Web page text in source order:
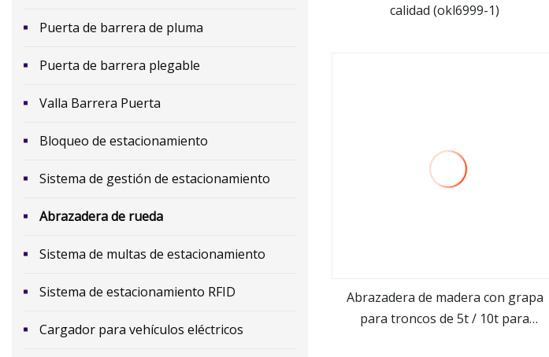
Puerta de barrera de pluma
Puerta de barrera plegable
Valla Barrera Puerta
Bloqueo de estacionamiento
Sistema de gestión de estacionamiento
Abrazadera de rueda
Sistema de multas de estacionamiento
Sistema de estacionamiento RFID
Cargador para vehículos eléctricos
ver más
calidad (okl6999-1)
ver más
Abrazadera de madera con grapa
para troncos de 5t / 10t para